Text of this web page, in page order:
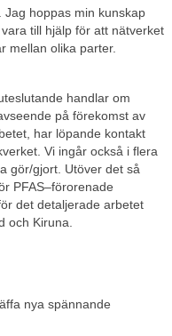
hoppas min kunskap
till hjälp för att nätverket
mellan olika parter.
handlar om
på förekomst av
har löpande kontakt
Vi ingår också i flera
gör/gjort. Utöver det så
PFAS–förorenade
det detaljerade arbetet
och Kiruna.
nya spännande